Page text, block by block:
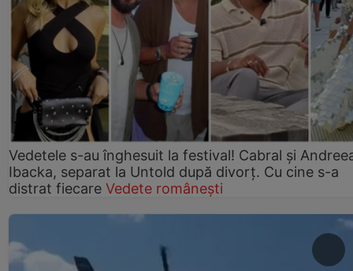
Vedetele s-au înghesuit la festival! Cabral și
Ibacka, separat la Untold după divorț. Cu cine s-a
distrat fiecare Vedete românești